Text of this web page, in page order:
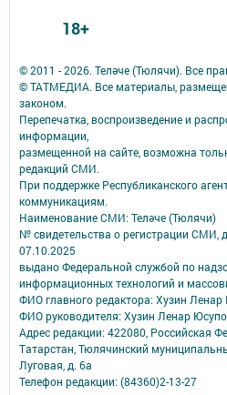
© 2011 - 2026. Теләче (Тюлячи). Все
© ТАТМЕДИА. Все материалы,
законом.
Перепечатка, воспроизведение и
информации,
размещенной на сайте, возможна
редакций СМИ.
При поддержке Республиканского
коммуникациям.
Наименование СМИ: Теләче (Тюлячи)
№ свидетельства о регистрации
07.10.2025
выдано Федеральной службой по
информационных технологий и
ФИО главного редактора: Хузин Ленар
ФИО руководителя: Хузин Ленар
Адрес редакции: 422080, Российская
Татарстан, Тюлячинский
Луговая, д. 6а
Телефон редакции: (84360)2-⁠13-⁠27
18+